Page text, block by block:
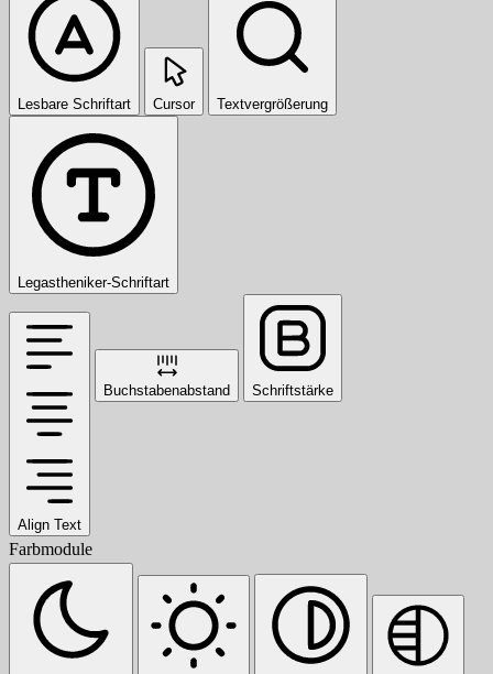
Lesbare Schriftart Cursor Textvergrößerung
Legastheniker-Schriftart
Align Text
Buchstabenabstand Schriftstärke
Farbmodule